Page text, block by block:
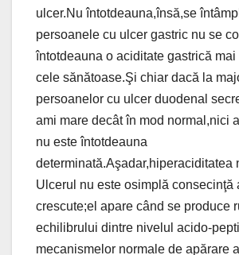
ulcer.Nu întotdeauna,însă,se
persoanele cu ulcer gastric nu se
întotdeauna o aciditate gastrică
cele sănătoase.Şi chiar dacă la
persoanelor cu ulcer duodenal
ami mare decât în mod normal,nici
nu este întotdeauna
determinată.Aşadar,hiperaciditatea
Ulcerul nu este osimplă consecinţă
crescute;el apare când se produce
echilibrului dintre nivelul acido-
mecanismelor normale de apărare